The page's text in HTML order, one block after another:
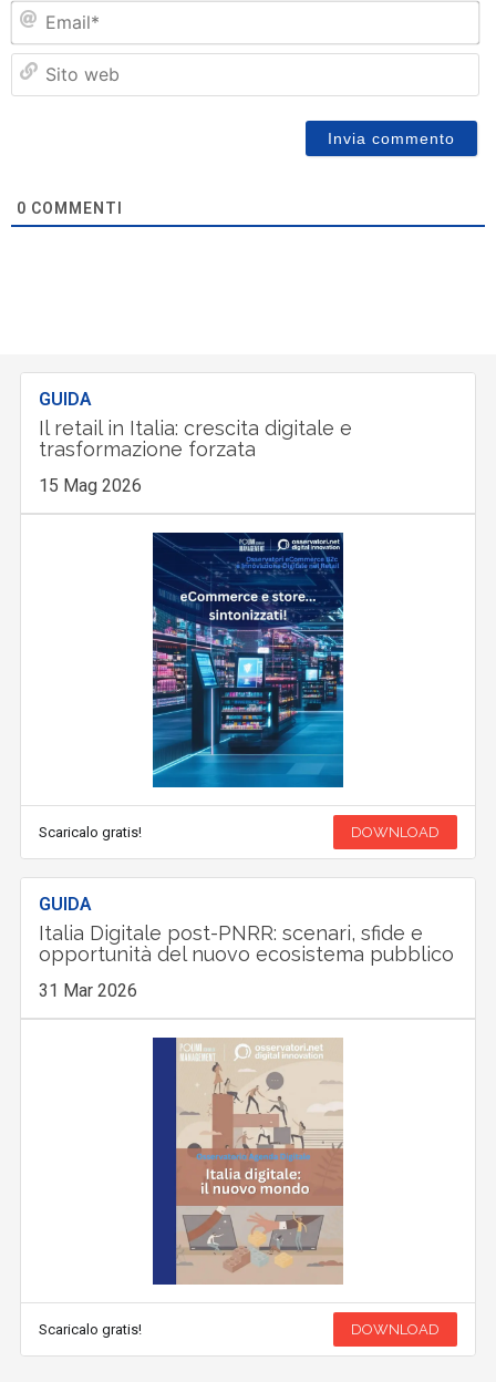
0 COMMENTI
GUIDA
Il retail in Italia: crescita digitale e
trasformazione forzata
15 Mag 2026
Scaricalo gratis! DOWNLOAD
GUIDA
Italia Digitale post-PNRR: scenari, sfide e
opportunità del nuovo ecosistema pubblico
31 Mar 2026
Scaricalo gratis! DOWNLOAD